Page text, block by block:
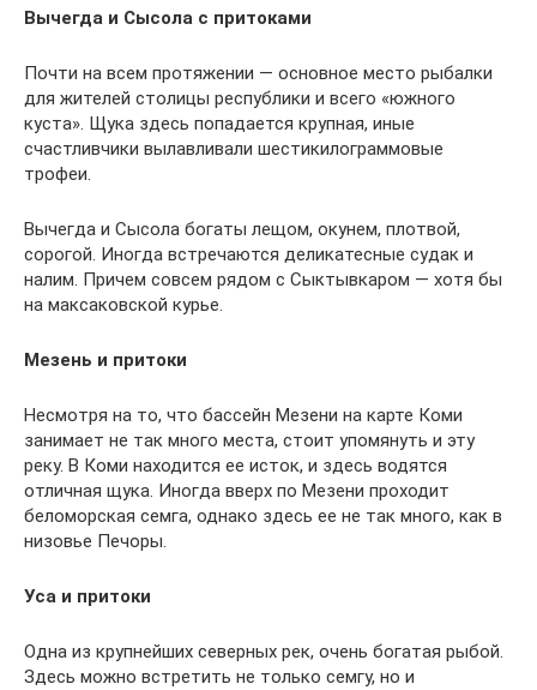
Вычегда и Сысола с притоками
Почти на всем протяжении — основное место рыбалки
для жителей столицы республики и всего «южного
куста». Щука здесь попадается крупная, иные
счастливчики вылавливали шестикилограммовые
трофеи.
Вычегда и Сысола богаты лещом, окунем, плотвой,
сорогой. Иногда встречаются деликатесные судак и
налим. Причем совсем рядом с Сыктывкаром — хотя бы
на максаковской курье.
Мезень и притоки
Несмотря на то, что бассейн Мезени на карте Коми
занимает не так много места, стоит упомянуть и эту
реку. В Коми находится ее исток, и здесь водятся
отличная щука. Иногда вверх по Мезени проходит
беломорская семга, однако здесь ее не так много, как в
низовье Печоры.
Уса и притоки
Одна из крупнейших северных рек, очень богатая рыбой.
Здесь можно встретить не только семгу, но и